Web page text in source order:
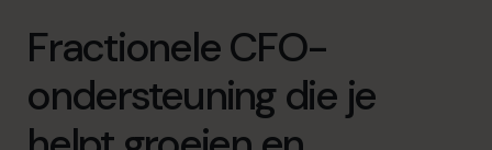
Over ons
Word lid van ons team
Plan een kennismakingsgesprek
Fractionele CFO-
ondersteuning die je